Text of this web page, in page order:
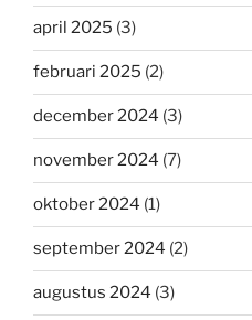
april 2025 (3)
februari 2025 (2)
december 2024 (3)
november 2024 (7)
oktober 2024 (1)
september 2024 (2)
augustus 2024 (3)